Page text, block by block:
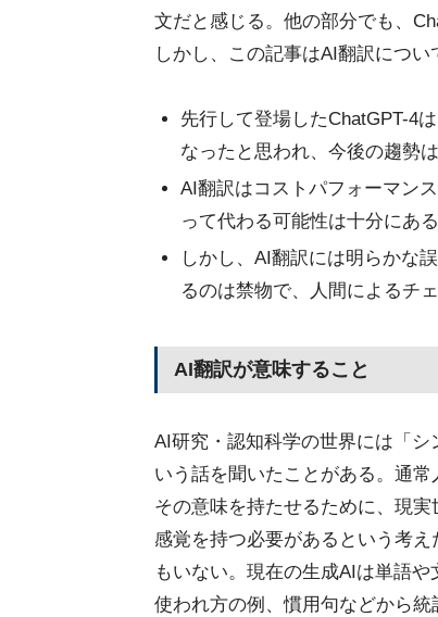
文だと感じる。他の部分でも、
しかし、この記事はAI翻訳につい
先行して登場したChatGPT-4
なったと思われ、今後の趨勢は
AI翻訳はコストパフォーマン
って代わる可能性は十分にある
しかし、AI翻訳には明らかな
るのは禁物で、人間によるチ
AI翻訳が意味すること
AI研究・認知科学の世界には「
いう話を聞いたことがある。通
その意味を持たせるために、現
感覚を持つ必要があるという考
もいない。現在の生成AIは単語
使われ方の例、慣用句などから